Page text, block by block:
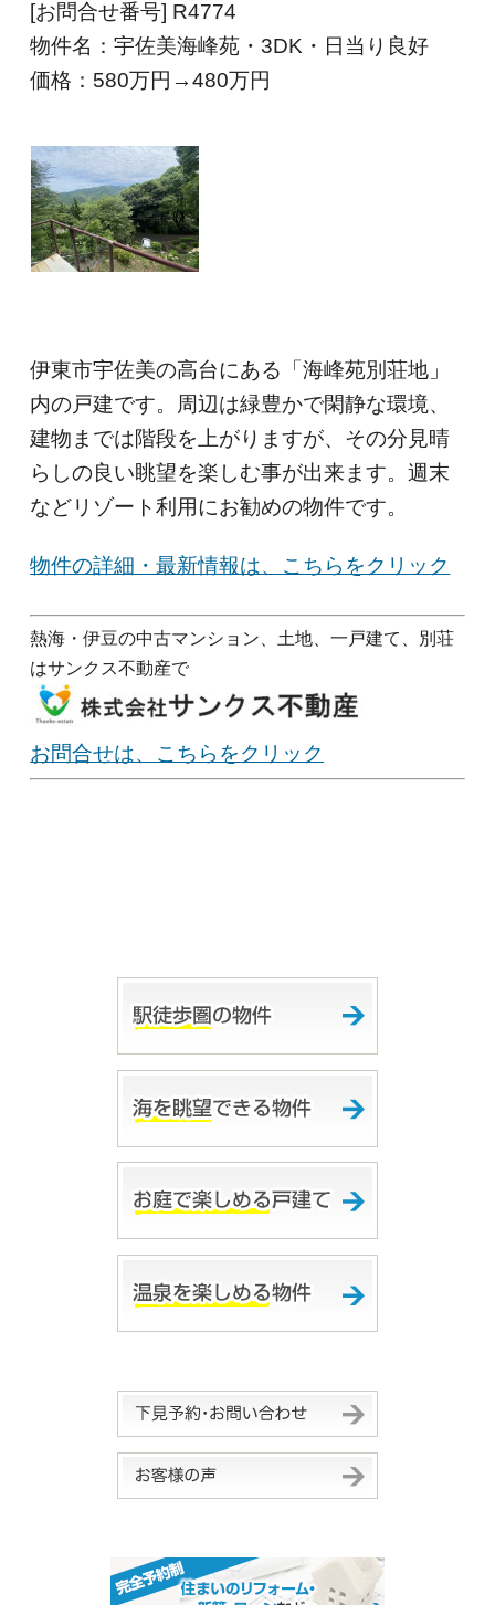
[お問合せ番号] R4774
物件名：宇佐美海峰苑・3DK・日当り良好
価格：580万円→480万円
伊東市宇佐美の高台にある「海峰苑別荘地」
内の戸建です。周辺は緑豊かで閑静な環境、
建物までは階段を上がりますが、その分見晴
らしの良い眺望を楽しむ事が出来ます。週末
などリゾート利用にお勧めの物件です。
物件の詳細・最新情報は、こちらをクリック
熱海・伊豆の中古マンション、土地、一戸建て、別荘
はサンクス不動産で
お問合せは、こちらをクリック